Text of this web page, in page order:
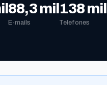
88,3 mil
E-mails
138 mil
Telefones